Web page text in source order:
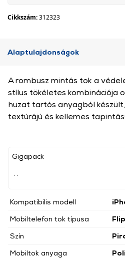
Cikkszám:312323
Alaptulajdonságok
Gigapack
Kompatibilis modell
Mobiltelefon tok típusa
Flip
Szín
Mobiltok anyaga
A rombusz mintás tok a
stílus tökéletes kombinációja
huzat tartós anyagból
textúrájú és kellemes